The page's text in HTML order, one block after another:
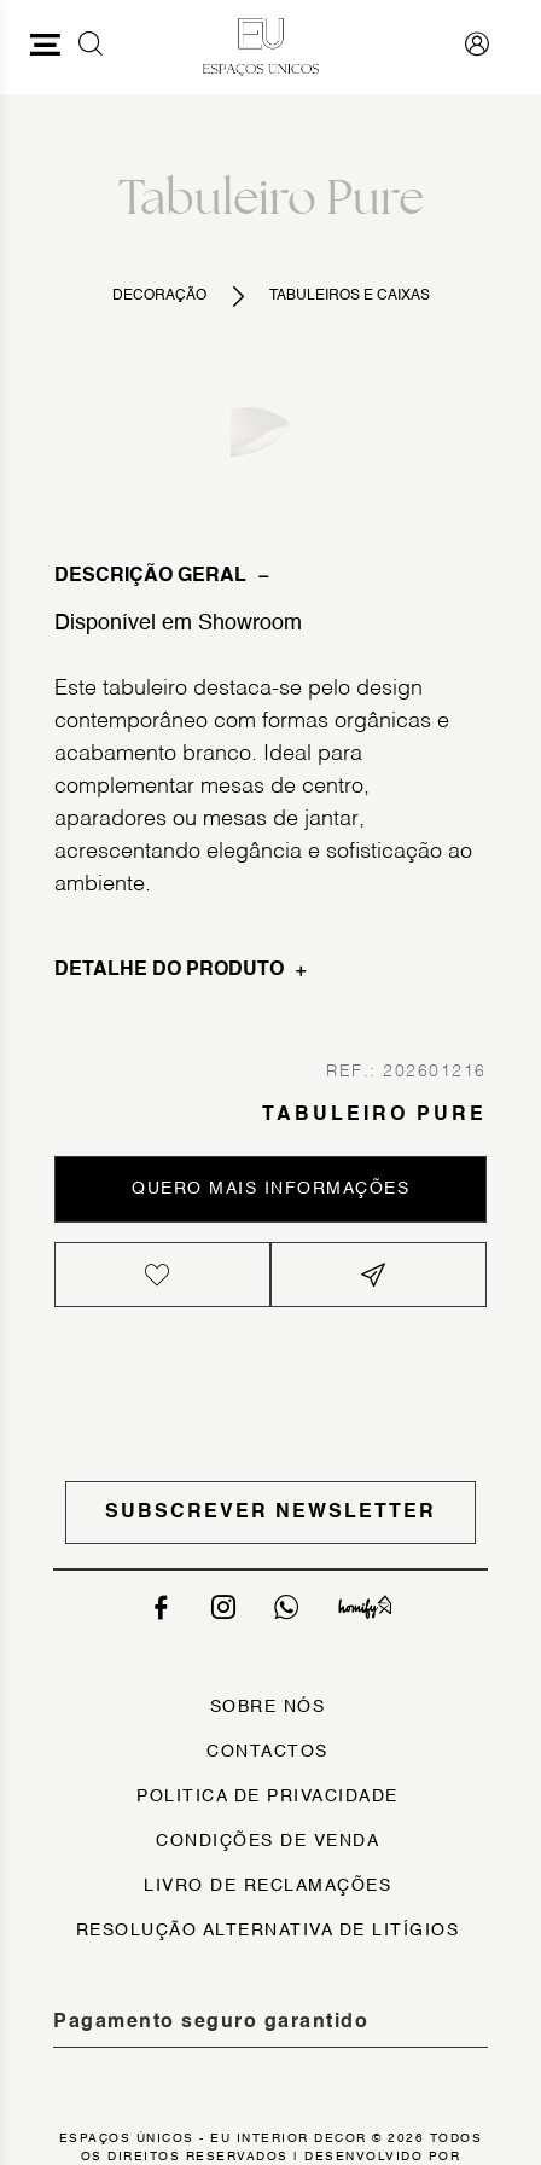
Tabuleiro Pure
DECORAÇÃO TABULEIROS E CAIXAS
DESCRIÇÃO GERAL
Disponível em Showroom
Este tabuleiro destaca-se pelo design
contemporâneo com formas orgânicas e
acabamento branco. Ideal para
complementar mesas de centro,
aparadores ou mesas de jantar,
acrescentando elegância e sofisticação ao
ambiente.
DETALHE DO PRODUTO
REF.: 202601216
TABULEIRO PURE
QUERO MAIS INFORMAÇÕES
SUBSCREVER NEWSLETTER
SOBRE NÓS
CONTACTOS
POLITICA DE PRIVACIDADE
CONDIÇÕES DE VENDA
LIVRO DE RECLAMAÇÕES
RESOLUÇÃO ALTERNATIVA DE LITÍGIOS
Pagamento seguro garantido
ESPAÇOS ÚNICOS - EU INTERIOR DECOR © 2026 TODOS
OS DIREITOS RESERVADOS | DESENVOLVIDO POR
PESQUISAR